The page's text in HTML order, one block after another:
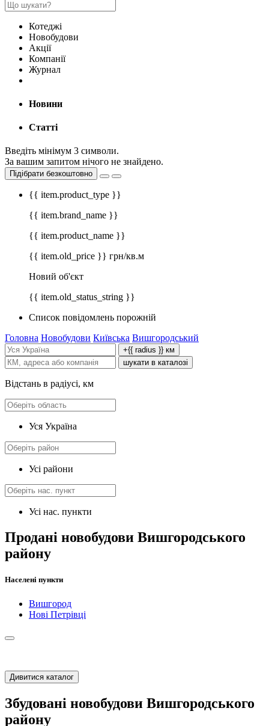
Котеджі
Новобудови
Акції
Компанії
Журнал
Новини
Статті
Введіть мінімум 3 символи.
За вашим запитом нічого не знайдено.
Підібрати безкоштовно
{{ item.product_type }}
{{ item.brand_name }}
{{ item.product_name }}
{{ item.old_price }} грн/кв.м
Новий об'єкт
{{ item.old_status_string }}
Список повідомлень порожній
Головна Новобудови Київська Вишгородський
+{{ radius }} км
шукати в каталозі
Відстань в радіусі, км
Уся Україна
Усі райони
Усі нас. пункти
Продані новобудови Вишгородського
району
Населені пункти
Вишгород
Нові Петрівці
Дивитися каталог
Збудовані новобудови Вишгородського
району